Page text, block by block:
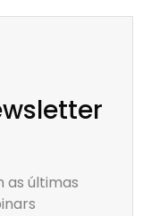
as últimas